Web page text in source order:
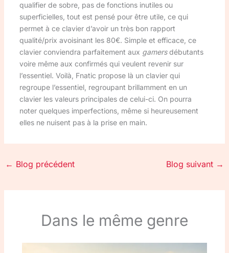
qualifier de sobre, pas de fonctions inutiles ou
superficielles, tout est pensé pour être utile, ce qui
permet à ce clavier d’avoir un très bon rapport
qualité/prix avoisinant les 80€. Simple et efficace, ce
clavier conviendra parfaitement aux gamersdébutants
voire même aux confirmés qui veulent revenir sur
l’essentiel. Voilà, Fnatic propose là un clavier qui
regroupe l’essentiel, regroupant brillamment en un
clavier les valeurs principales de celui-ci. On pourra
noter quelques imperfections, même si heureusement
elles ne nuisent pas à la prise en main.
← Blog précédent Blog suivant →
Dans le même genre